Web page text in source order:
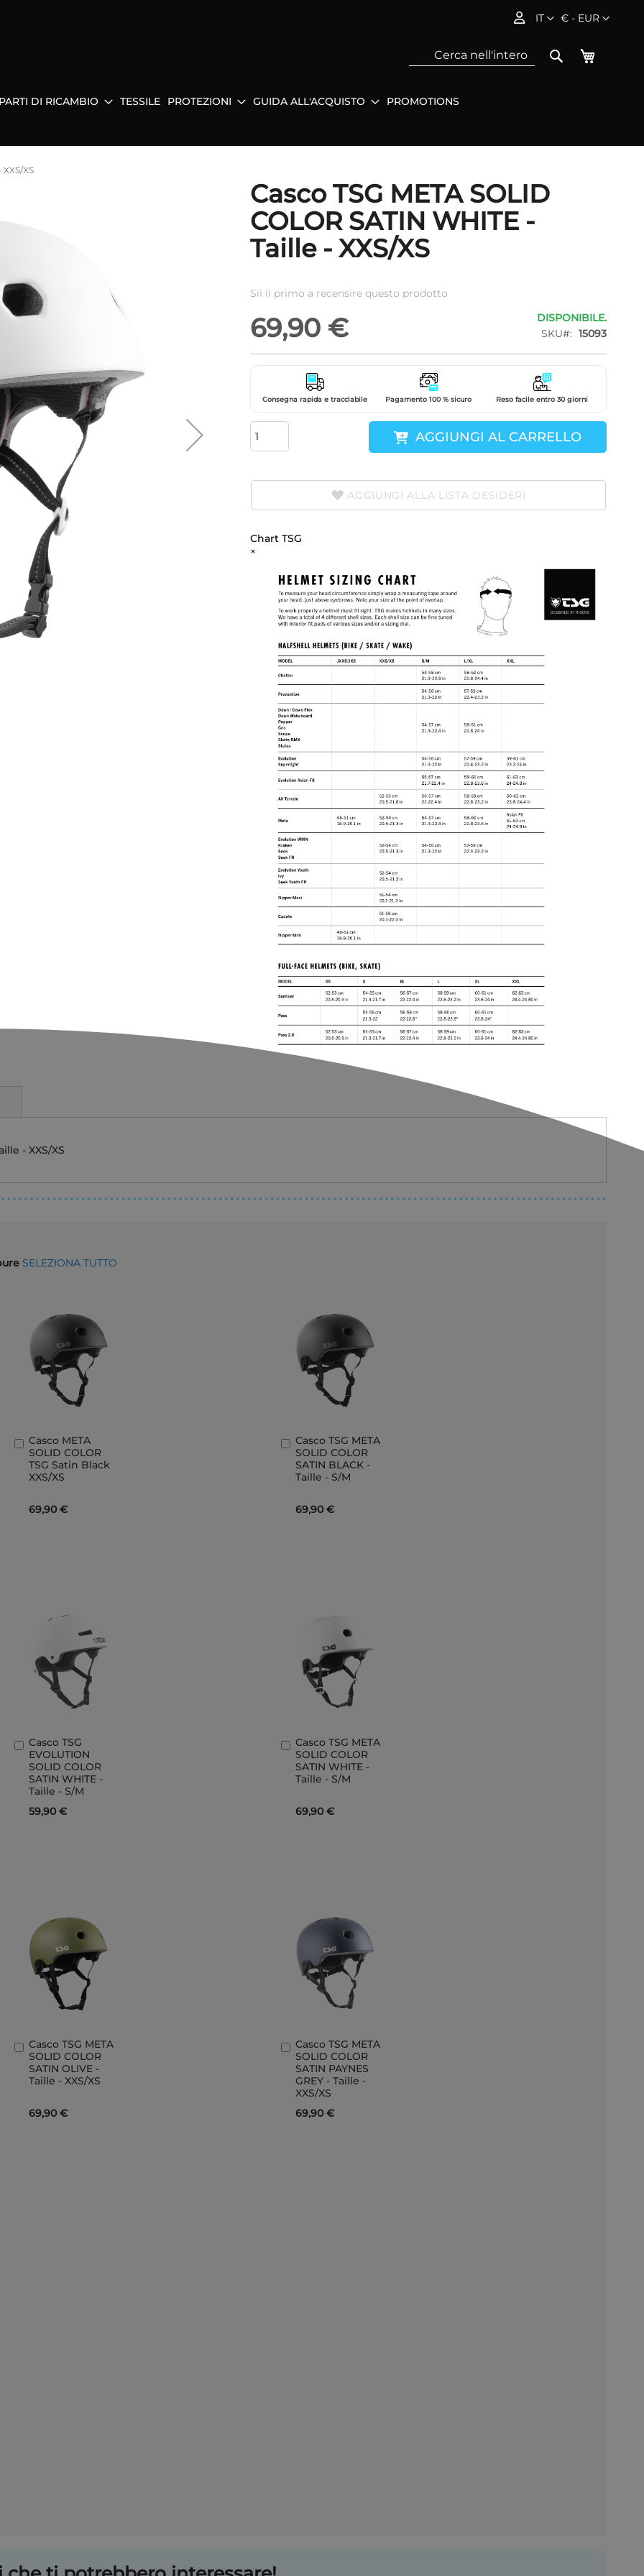
Valuta
€ - EUR
Lingua
IT
Carrello
Search
PARTI DI RICAMBIO TESSILE PROTEZIONI GUIDA ALL'ACQUISTO PROMOTIONS
XS
Casco TSG META SOLID
COLOR SATIN WHITE -
Taille - XXS/XS
Sii il primo a recensire questo prodotto
69,90 €
DISPONIBILE.
SKU
15093
Consegna rapida e tracciabile Pagamento 100 % sicuro Reso facile entro 30 giorni
AGGIUNGI AL CARRELLO
AGGIUNGI ALLA LISTA DESIDERI
Chart TSG
×
- XXS/XS
SELEZIONA TUTTO
Casco META
SOLID COLOR
TSG Satin Black
XXS/XS
69,90 €
Aggiungi
al
Carrello
Casco TSG META
SOLID COLOR
SATIN BLACK -
Taille - S/M
69,90 €
Aggiungi
al
Carrello
Casco TSG
EVOLUTION
SOLID COLOR
SATIN WHITE -
Taille - S/M
59,90 €
Aggiungi
al
Carrello
Casco TSG META
SOLID COLOR
SATIN WHITE -
Taille - S/M
69,90 €
Aggiungi
al
Carrello
Casco TSG META
SOLID COLOR
SATIN OLIVE -
Taille - XXS/XS
69,90 €
Aggiungi
al
Carrello
Casco TSG META
SOLID COLOR
SATIN PAYNES
GREY - Taille -
XXS/XS
69,90 €
Aggiungi
al
Carrello